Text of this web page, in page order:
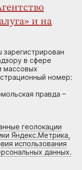
и на
зарегистрирован
в сфере
массовых
номер:
правда –
геолокации
Яндекс.Метрика,
использования
данных.